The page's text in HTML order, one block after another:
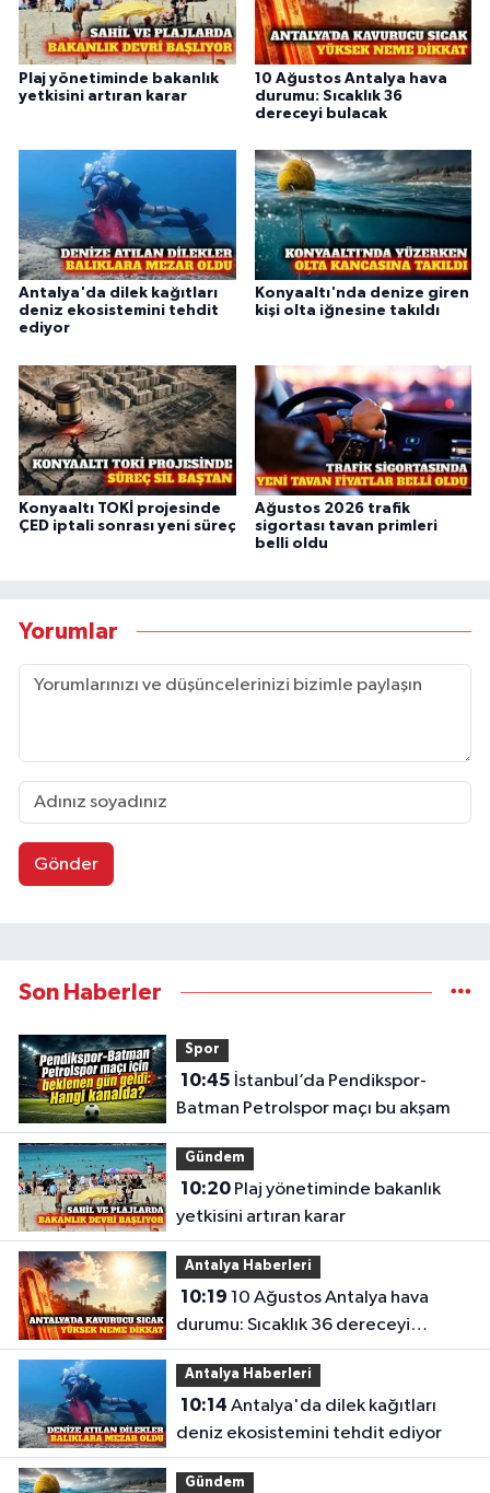
Plaj yönetiminde bakanlık
yetkisini artıran karar
10 Ağustos Antalya hava
durumu: Sıcaklık 36
dereceyi bulacak
Antalya'da dilek kağıtları
deniz ekosistemini tehdit
ediyor
Konyaaltı'nda denize giren
kişi olta iğnesine takıldı
Konyaaltı TOKİ projesinde
ÇED iptali sonrası yeni süreç
Ağustos 2026 trafik
sigortası tavan primleri
belli oldu
Yorumlar
Gönder
Son Haberler
Spor
10:45
Batman Petrolspor maçı bu akşam
Gündem
10:20Plaj yönetiminde bakanlık
yetkisini artıran karar
Antalya Haberleri
10:19
durumu: Sıcaklık 36 dereceyi
bulacak
Antalya Haberleri
10:14
deniz ekosistemini tehdit ediyor
Gündem